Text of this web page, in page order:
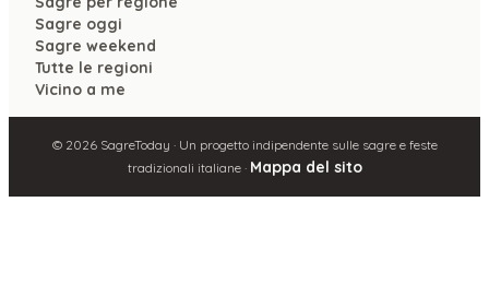
Sagre oggi
Sagre weekend
Tutte le regioni
Vicino a me
© 2026SagreToday · Un progetto indipendente sulle sagre e feste
tradizionali italiane · Mappa del sito